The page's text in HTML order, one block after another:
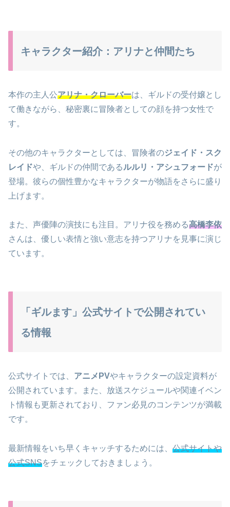
キャラクター紹介：アリナと仲間たち
本作の主人公アリナ・クローバーは、ギルドの受付嬢とし
て働きながら、秘密裏に冒険者としての顔を持つ女性で
す。
その他のキャラクターとしては、冒険者のジェイド・スク
レイドや、ギルドの仲間であるルルリ・アシュフォードが
登場。彼らの個性豊かなキャラクターが物語をさらに盛り
上げます。
また、声優陣の演技にも注目。アリナ役を務める高橋李依
さんは、優しい表情と強い意志を持つアリナを見事に演じ
ています。
「ギルます」公式サイトで公開されてい
る情報
公式サイトでは、 アニメPVやキャラクターの設定資料が
公開されています。また、放送スケジュールや関連イベン
ト情報も更新されており、ファン必見のコンテンツが満載
です。
最新情報をいち早くキャッチするためには、 公式サイトや
公式SNSをチェックしておきましょう。